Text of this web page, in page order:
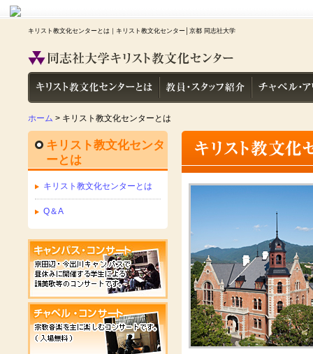
キリスト教文化センターとは｜キリスト教文化センター│京都 同志社大学
ホーム > キリスト教文化センターとは
キリスト教文化センタ
ーとは
キリスト教文化センターとは
Q＆A